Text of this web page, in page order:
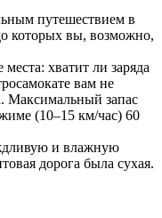
путешествием в
которых вы, возможно,
хватит ли заряда
вам не
Максимальный запас
(10–15 км/час) 60
и влажную
дорога была сухая.